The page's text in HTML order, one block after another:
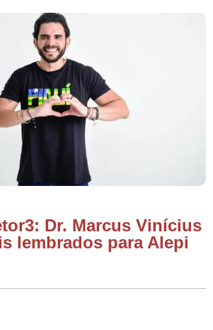
Dr. Marcus Vinícius
lembrados para Alepi